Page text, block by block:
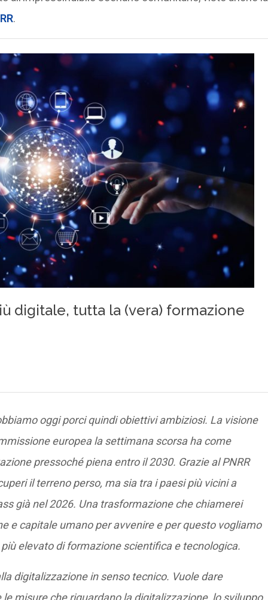
.
oggi porci quindi obiettivi ambiziosi. La visione
europea la settimana scorsa ha come
pressoché piena entro il 2030. Grazie al PNRR
il terreno perso, ma sia tra i paesi più vicini a
già nel 2026. Una trasformazione che chiamerei
e capitale umano per avvenire e per questo vogliamo
elevato di formazione scientifica e tecnologica.
digitalizzazione in senso tecnico. Vuole dare
le misure che riguardano la digitalizzazione, lo sviluppo